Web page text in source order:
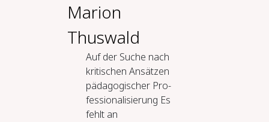
Marion
Thuswald
Auf der Su­che nach
kri­ti­schen An­sät­zen
päd­ago­gi­scher Pro­
fes­sio­na­li­sie­rung Es
fehlt an